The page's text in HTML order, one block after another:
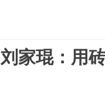
刘家琨：用